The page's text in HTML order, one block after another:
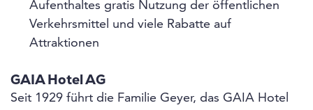
Aufenthaltes gratis Nutzung der öffentlichen
Verkehrsmittel und viele Rabatte auf
Attraktionen
GAIA Hotel AG
Seit 1929 führt die Familie Geyer, das GAIA Hotel